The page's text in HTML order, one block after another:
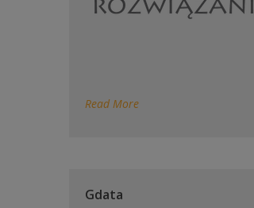
Read More
Gdata